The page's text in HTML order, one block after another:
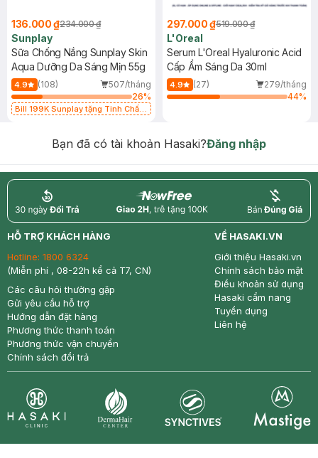
136.000 ₫234.000 ₫
Sunplay
Sữa Chống Nắng Sunplay Skin
Aqua Dưỡng Da Sáng Mịn 55g
4.9 (108)
507/tháng
26%
Bill 199K Sunplay tặng Tinh Chất
297.000 ₫519.000 ₫
L'Oreal
Serum L'Oreal Hyaluronic Acid
Cấp Ẩm Sáng Da 30ml
4.9 (27)
279/tháng
44%
Bạn đã có tài khoản Hasaki?Đăng nhập
return nowfree price
HỖ TRỢ KHÁCH HÀNG
Hotline: 1800 6324
(Miễn phí , 08-22h kể cả T7, CN)
Các câu hỏi thường gặp
Gửi yêu cầu hỗ trợ
Hướng dẫn đặt hàng
Phương thức thanh toán
Phương thức vận chuyển
Chính sách đổi trả
VỀ HASAKI.VN
Giới thiệu Hasaki.vn
Chính sách bảo mật
Điều khoản sử dụng
Hasaki cẩm nang
Tuyển dụng
Liên hệ